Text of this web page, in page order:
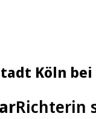
Köln
Richterin